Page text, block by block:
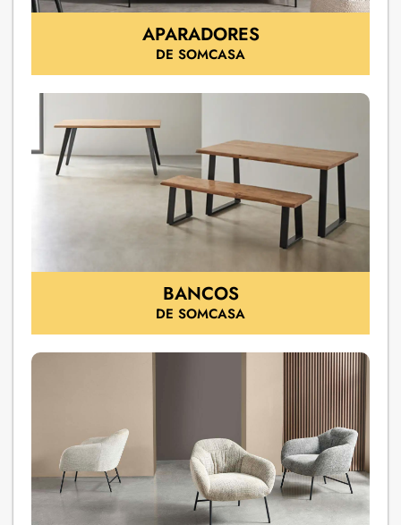
APARADORES
DE SOMCASA
BANCOS
DE SOMCASA